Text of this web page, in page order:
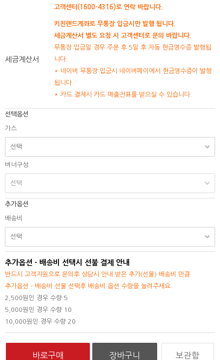
고객센터(1600-4316)로 연락 바랍니다.
세금계산서
키친랜드계좌로 무통장 입금시만 발행 됩니다.
세금계산서 별도 요청 시 고객센터로 문의 바랍니다.
무통장 입금일 경우 주문 후 5일 후 자동 현금영수증 발행됩
니다.
* 네이버 무통장 입금시 네이버페이에서 현금영수증이 발행
됩니다.
* 카드 결제시 카드 매출전표를 받으실 수 있습니다.
선택옵션
가스
버너구성
추가옵션
배송비
추가옵션 - 배송비 선택시 선불 결제 안내
반드시 고객지원으로 문의후 상담시 안내 받은 추가(선불) 배송비 만큼
추가옵션 - 배송비 선불 선택후 배송비 옵션 수량을 늘려주세요.
2,500원인 경우 수량 5
5,000원인 경우 수량 10
10,000원인 경우 수량 20
보관함